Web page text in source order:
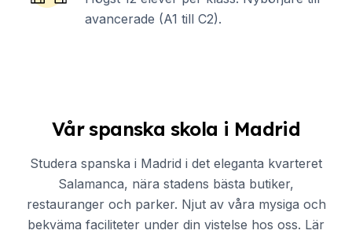
avancerade (A1 till C2).
Vår spanska skola i Madrid
Studera spanska i Madrid i det eleganta kvarteret
Salamanca, nära stadens bästa butiker,
restauranger och parker. Njut av våra mysiga och
bekväma faciliteter under din vistelse hos oss. Lär